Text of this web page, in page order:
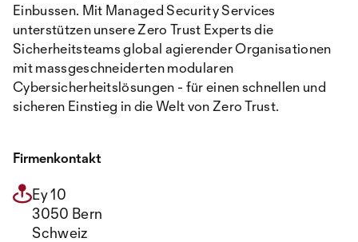
Einbussen. Mit Managed Security Services
unterstützen unsere Zero Trust Experts die
Sicherheitsteams global agierender Organisationen
mit massgeschneiderten modularen
Cybersicherheitslösungen - für einen schnellen und
sicheren Einstieg in die Welt von Zero Trust.
Firmenkontakt
Ey 10
3050 Bern
Schweiz